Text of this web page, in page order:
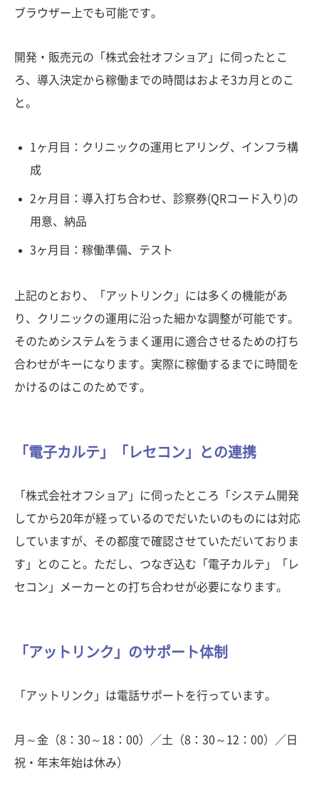
ブラウザー上でも可能です。
開発・販売元の「株式会社オフショア」に伺ったとこ
ろ、導入決定から稼働までの時間はおよそ3カ月とのこ
と。
1ヶ月目：クリニックの運用ヒアリング、インフラ構
成
2ヶ月目：導入打ち合わせ、診察券(QRコード入り)の
用意、納品
3ヶ月目：稼働準備、テスト
上記のとおり、「アットリンク」には多くの機能があ
り、クリニックの運用に沿った細かな調整が可能です。
そのためシステムをうまく運用に適合させるための打ち
合わせがキーになります。実際に稼働するまでに時間を
かけるのはこのためです。
「電子カルテ」「レセコン」との連携
「株式会社オフショア」に伺ったところ「システム開発
してから20年が経っているのでだいたいのものには対応
していますが、その都度で確認させていただいておりま
す」とのこと。ただし、つなぎ込む「電子カルテ」「レ
セコン」メーカーとの打ち合わせが必要になります。
「アットリンク」のサポート体制
「アットリンク」は電話サポートを行っています。
月～金（8：30～18：00）／土（8：30～12：00）／日
祝・年末年始は休み）